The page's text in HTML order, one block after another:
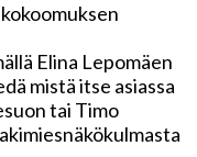
Elina Lepomäen
mistä itse asiassa
tai Timo